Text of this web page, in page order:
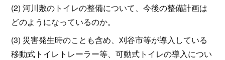
(2) 河川敷のトイレの整備について、今後の整備計画は
どのようになっているのか。
(3) 災害発生時のことも含め、刈谷市等が導入している
移動式トイレトレーラー等、可動式トイレの導入につい